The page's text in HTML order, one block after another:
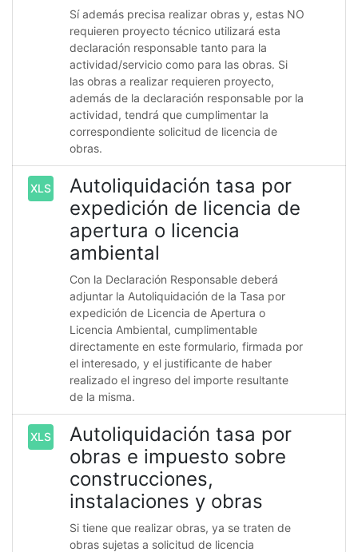
Sí además precisa realizar obras y, estas NO
requieren proyecto técnico utilizará esta
declaración responsable tanto para la
actividad/servicio como para las obras. Si
las obras a realizar requieren proyecto,
además de la declaración responsable por la
actividad, tendrá que cumplimentar la
correspondiente solicitud de licencia de
obras.
XLS
Autoliquidación tasa por
expedición de licencia de
apertura o licencia
ambiental
Con la Declaración Responsable deberá
adjuntar la Autoliquidación de la Tasa por
expedición de Licencia de Apertura o
Licencia Ambiental, cumplimentable
directamente en este formulario, firmada por
el interesado, y el justificante de haber
realizado el ingreso del importe resultante
de la misma.
XLS
Autoliquidación tasa por
obras e impuesto sobre
construcciones,
instalaciones y obras
Si tiene que realizar obras, ya se traten de
obras sujetas a solicitud de licencia